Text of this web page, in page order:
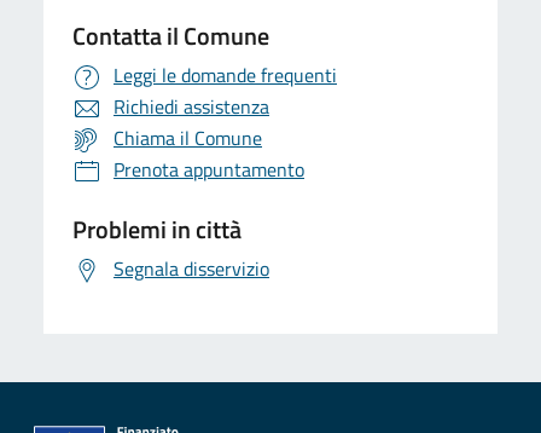
Contatta il Comune
Leggi le domande frequenti
Richiedi assistenza
Chiama il Comune
Prenota appuntamento
Problemi in città
Segnala disservizio